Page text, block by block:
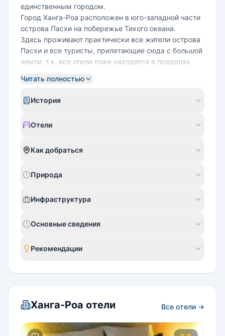
единственным городом.
Город Ханга-Роа расположен в юго-западной части
острова Пасхи на побережье Тихого океана.
Здесь проживают практически все жители острова
Пасхи и все туристы, прилетающие сюда с большой
земли, т.к. все отели тоже находятся в пределах
С 1966 года в поселении Ханга-Роа каждые четыре
года избирается местный совет из 6 членов,
возглавляемый мэром.
Читать полностью
История
Отели
Как добраться
Природа
Инфраструктура
Основные сведения
Рекомендации
Ханга-Роа отели Все отели →